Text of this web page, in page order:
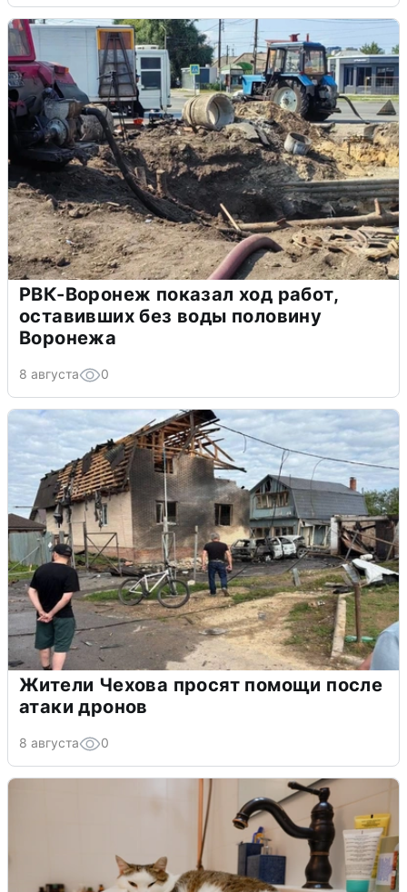
РВК-Воронеж показал ход работ,
оставивших без воды половину
Воронежа
8 августа 0
Жители Чехова просят помощи после
атаки дронов
8 августа 0